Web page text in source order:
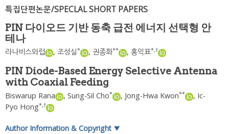
g
n
특집단편논문/SPECLAL SHORT PAPERS
PIN 다이오드 기반 동축 급전 에너지 선택형 안
테나
라나비스와럽 , 조성실* , 권종화** , 홍익표*,†
PIN Diode-Based Energy Selective Antenna
with Coaxial Feeding
Biswarup Rana , Sung-Sil Cho* , Jong-Hwa Kwon** , Ic-
Pyo Hong*,†
Author Information & Copyright ▼